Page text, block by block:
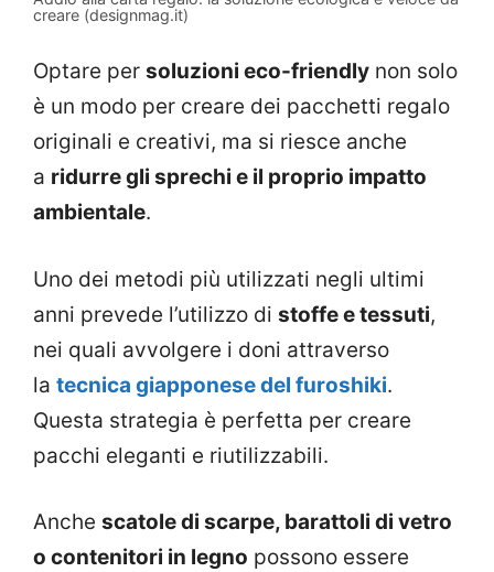
creare (designmag.it)
Optare per soluzioni eco-friendly non solo
è un modo per creare dei pacchetti regalo
originali e creativi, ma si riesce anche
a ridurre gli sprechi e il proprio impatto
ambientale.
Uno dei metodi più utilizzati negli ultimi
anni prevede l’utilizzo di stoffe e tessuti,
nei quali avvolgere i doni attraverso
la tecnica giapponese del furoshiki.
Questa strategia è perfetta per creare
pacchi eleganti e riutilizzabili.
Anche scatole di scarpe, barattoli di vetro
o contenitori in legno possono essere